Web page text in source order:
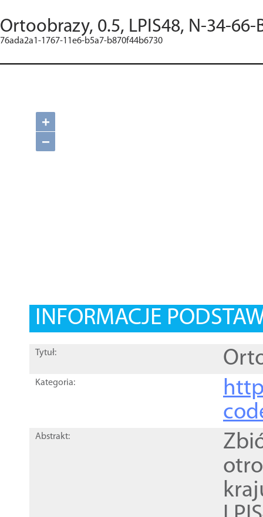
Ortoobrazy, 0.5, LPIS48, N-34-66-
76ada2a1-1767-11e6-b5a7-b870f44b6730
+
−
INFORMACJE
Tytuł:
Kategoria:
Abstrakt: